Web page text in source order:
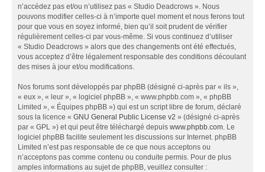
n’accédez pas et/ou n’utilisez pas « Studio Deadcrows ». Nous
pouvons modifier celles-ci à n’importe quel moment et nous ferons tout
pour que vous en soyez informé, bien qu’il soit prudent de vérifier
régulièrement celles-ci par vous-même. Si vous continuez d’utiliser
« Studio Deadcrows » alors que des changements ont été effectués,
vous acceptez d’être légalement responsable des conditions découlant
des mises à jour et/ou modifications.
Nos forums sont développés par phpBB (désigné ci-après par « ils »,
« eux », « leur », « logiciel phpBB », « www.phpbb.com », « phpBB
Limited », « Équipes phpBB ») qui est un script libre de forum, déclaré
sous la licence « GNU General Public License v2 » (désigné ci-après
par « GPL ») et qui peut être téléchargé depuis www.phpbb.com. Le
logiciel phpBB facilite seulement les discussions sur Internet. phpBB
Limited n’est pas responsable de ce que nous acceptons ou
n’acceptons pas comme contenu ou conduite permis. Pour de plus
amples informations au sujet de phpBB, veuillez consulter :